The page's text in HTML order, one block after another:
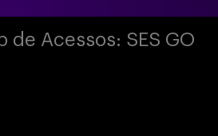
de Acessos: SES GO